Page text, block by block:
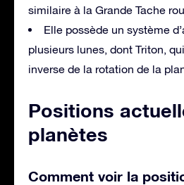
similaire à la Grande Tache
Elle possède un système
plusieurs lunes, dont Triton,
inverse de la rotation de la
Positions
planètes
Comment voir la